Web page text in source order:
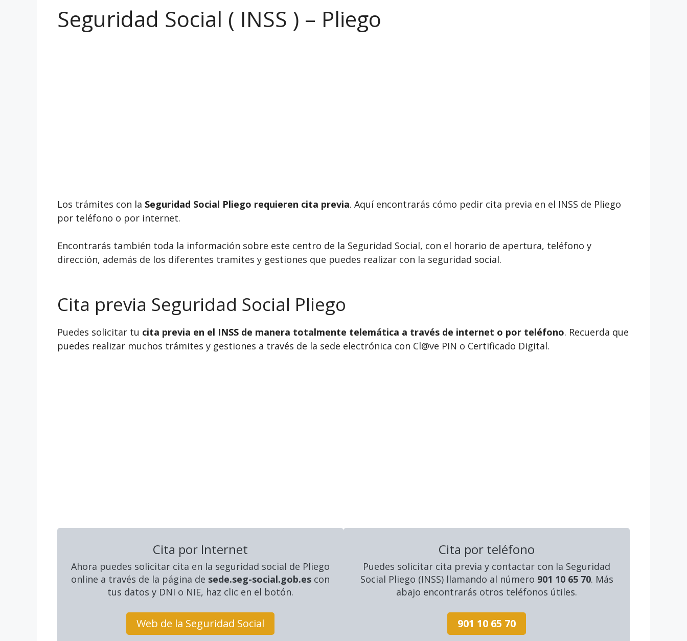
Seguridad Social ( INSS ) – Pliego
Los trámites con la Seguridad Social Pliego requieren cita previa. Aquí encontrarás cómo pedir cita previa en el INSS de Pliego
por teléfono o por internet.
Encontrarás también toda la información sobre este centro de la Seguridad Social, con el horario de apertura, teléfono y
dirección, además de los diferentes tramites y gestiones que puedes realizar con la seguridad social.
Cita previa Seguridad Social Pliego
Puedes solicitar tu cita previa en el INSS de manera totalmente telemática a través de internet o por teléfono. Recuerda que
puedes realizar muchos trámites y gestiones a través de la sede electrónica con Cl@ve PIN o Certificado Digital.
Cita por Internet
Ahora puedes solicitar cita en la seguridad social de Pliego
online a través de la página de sede.seg-social.gob.es con
tus datos y DNI o NIE, haz clic en el botón.
Web de la Seguridad Social
Cita por teléfono
Puedes solicitar cita previa y contactar con la Seguridad
Social Pliego (INSS) llamando al número 901 10 65 70. Más
abajo encontrarás otros teléfonos útiles.
901 10 65 70